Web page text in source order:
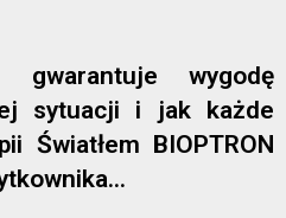
gwarantuje wygodę
sytuacji i jak każde
Światłem BIOPTRON